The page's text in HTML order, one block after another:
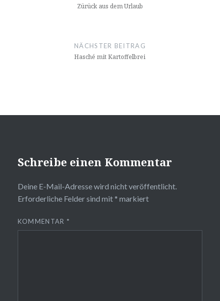
Zürück aus dem Urlaub
NÄCHSTER BEITRAG
Hasché mit Kartoffelbrei
Schreibe einen Kommentar
Deine E-Mail-Adresse wird nicht veröffentlicht.
Erforderliche Felder sind mit * markiert
KOMMENTAR *